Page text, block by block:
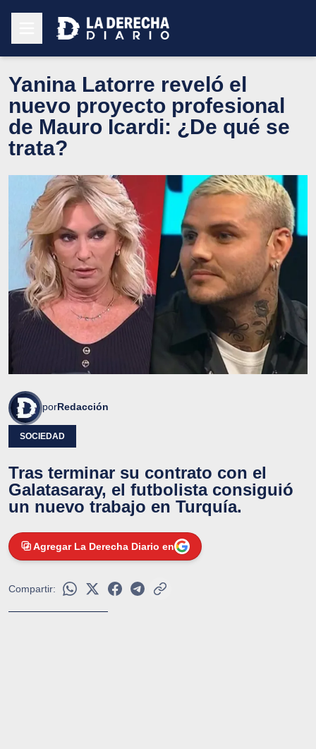
Yanina Latorre reveló el
nuevo proyecto profesional
de Mauro Icardi: ¿De qué se
trata?
porRedacción
SOCIEDAD
Tras terminar su contrato con el
Galatasaray, el futbolista consiguió
un nuevo trabajo en Turquía.
Agregar La Derecha Diario en
Compartir: